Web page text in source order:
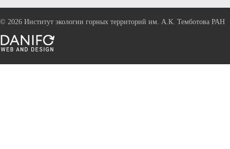
© 2026 Институт экологии горных территорий им. А.К. Темботова РАН